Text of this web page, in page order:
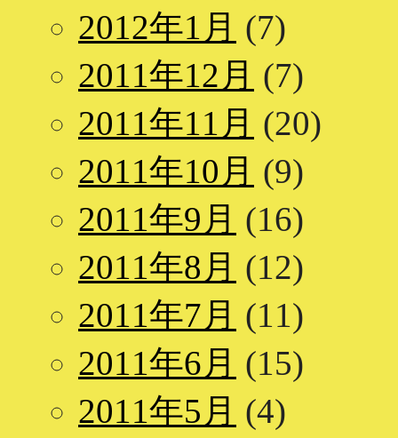
2012年1月 (7)
2011年12月 (7)
2011年11月 (20)
2011年10月 (9)
2011年9月 (16)
2011年8月 (12)
2011年7月 (11)
2011年6月 (15)
2011年5月 (4)